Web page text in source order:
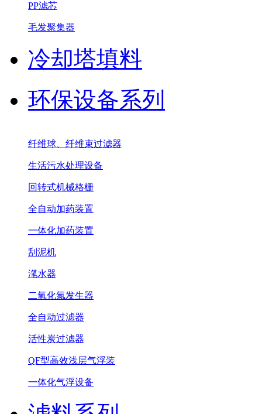
PP滤芯
毛发聚集器
冷却塔填料
环保设备系列
纤维球、纤维束过滤器
生活污水处理设备
回转式机械格栅
全自动加药装置
一体化加药装置
刮泥机
滗水器
二氧化氯发生器
全自动过滤器
活性炭过滤器
QF型高效浅层气浮装
一体化气浮设备